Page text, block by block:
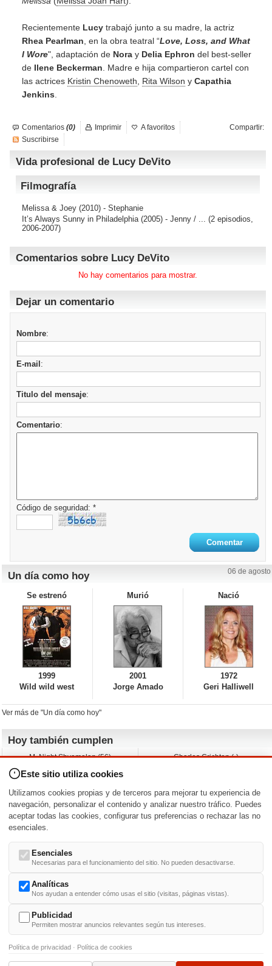
Recientemente Lucy trabajó junto a su madre, la actriz
Rhea Pearlman , en la obra teatral “Love, Loss, and What
I Wore", adaptación de Nora y Delia Ephron del best-seller
de Ilene Beckerman . Madre e hija compartieron cartel con
las actrices Kristin Chenoweth Rita Wilson y Capathia
Jenkins
Comentarios (0) Compartir:
Imprimir
A favoritos
Suscribirse
Vida profesional de Lucy DeVito
Filmografía
Melissa & Joey (2010) - Stephanie
It’s Always Sunny in Philadelphia(2005) - Jenny / ... (2 episodios,
2006-2007)
Comentarios sobre Lucy DeVito
No hay comentarios para mostrar.
Dejar un comentario
Nombre:
E-mail :
Titulo del mensaje:
Comentario:
Código de seguridad: *
Un día como hoy 06 de agosto
Se estrenó
1999
Wild wild west
Murió
2001
Jorge Amado
Nació
1972
Geri Halliwell
Ver más de "Un día como hoy"
Hoy también cumplen
M. Night Shyamalan (56)
Andy Warhol (98)
Melissa George (50)
Vera Farmiga (53)
Charles Crichton (-)
Jeremy Ratchford (61)
Jason O’Mara (54)
Nacimientos y estrenos en la fecha
DD/MM /
-U- V- W- X - -
Este sitio utiliza cookies
Utilizamos cookies propias y de terceros para mejorar tu experiencia de
navegación, personalizar el contenido y analizar nuestro tráfico. Puedes
aceptar todas las cookies, configurar tus preferencias o rechazar las no
esenciales.
Esenciales
Necesarias para el funcionamiento del sitio. No pueden desactivarse.
Analíticas
Nos ayudan a entender cómo usas el sitio (visitas, páginas vistas).
Publicidad
Permiten mostrar anuncios relevantes según tus intereses.
Política de privacidad · Política de cookies